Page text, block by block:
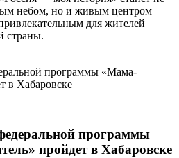
небом, но и живым центром
для жителей
страны.
программы
пройдет в Хабаровске